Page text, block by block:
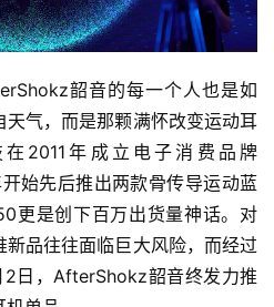
韶音的每一个人也是如
天气，而是那颗满怀改变运动耳
2011年成立电子消费品牌
始先后推出两款骨传导运动蓝
更是创下百万出货量神话。对
品往往面临巨大风险，而经过
日，AfterShokz韶音终发力推